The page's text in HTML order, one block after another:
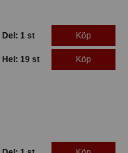
Del: 1 st Köp
Hel: 19 st Köp